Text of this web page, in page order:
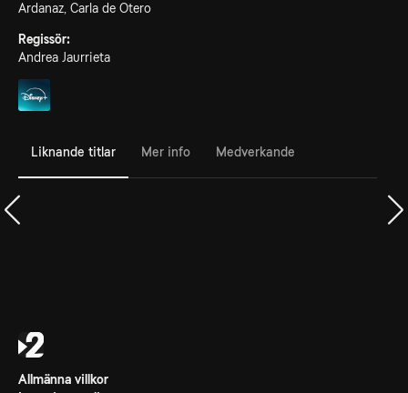
Ardanaz, Carla de Otero
Regissör:
Andrea Jaurrieta
Liknande titlar Mer info Medverkande
Allmänna villkor